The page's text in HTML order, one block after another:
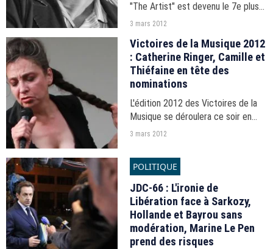
"The Artist" est devenu le 7e plus
gros succès du cinéma français aux
désormais "Le Fabuleux destin
d'Amélie Poulain".
3 mars 2012
Victoires de la Musique 2012
: Catherine Ringer, Camille et
Thiéfaine en tête des
nominations
L'édition 2012 des Victoires de la
Musique se déroulera ce soir en
direct sur France 2. Catherine
Thiéfaine partent favoris avec 3
nominations.
3 mars 2012
POLITIQUE
JDC-66 : L'ironie de
Libération face à Sarkozy,
Hollande et Bayrou sans
modération, Marine Le Pen
prend des risques